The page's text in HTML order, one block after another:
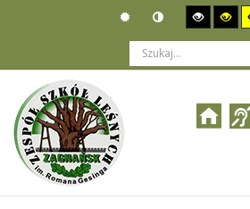
Jesteś tutaj: Ogłoszenia
Wyniki naboru na stanowisko-